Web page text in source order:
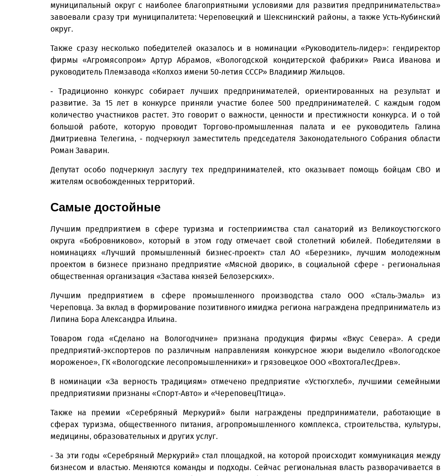
муниципальный округ с наиболее благоприятными условиями для развития предпринимательства»
завоевали сразу три муниципалитета: Череповецкий и Шекснинский районы, а также Усть-Кубинский
округ.
Также сразу несколько победителей оказалось и в номинации «Руководитель-лидер»: гендиректор
фирмы «Агромясопром» Артур Абрамов, «Вологодской кондитерской фабрики» Раиса Иванова и
руководитель Племзавода «Колхоз имени 50-летия СССР» Владимир Жильцов.
- Традиционно конкурс собирает лучших предпринимателей, ориентированных на результат и
развитие. За 15 лет в конкурсе приняли участие более 500 предпринимателей. С каждым годом
количество участников растет. Это говорит о важности, ценности и престижности конкурса. И о той
большой работе, которую проводит Торгово-промышленная палата и ее руководитель Галина
Дмитриевна Телегина, - подчеркнул заместитель председателя Законодательного Собрания области
Роман Заварин.
Депутат особо подчеркнул заслугу тех предпринимателей, кто оказывает помощь бойцам СВО и
жителям освобожденных территорий.
Самые достойные
Лучшим предприятием в сфере туризма и гостеприимства стал санаторий из Великоустюгского
округа «Бобровниково», который в этом году отмечает свой столетний юбилей. Победителями в
номинациях «Лучший промышленный бизнес-проект» стал АО «Березник», лучшим молодежным
проектом в бизнесе признано предприятие «Мясной дворик», в социальной сфере - региональная
общественная организация «Застава князей Белозерских».
Лучшим предприятием в сфере промышленного производства стало ООО «Сталь-Эмаль» из
Череповца. За вклад в формирование позитивного имиджа региона награждена предприниматель из
Липина Бора Александра Ильина.
Товаром года «Сделано на Вологодчине» признана продукция фирмы «Вкус Севера». А среди
предприятий-экспортеров по различным направлениям конкурсное жюри выделило «Вологодское
мороженое», ГК «Вологодские лесопромышленники» и грязовецкое ООО «ВохтогаЛесДрев».
В номинации «За верность традициям» отмечено предприятие «Устюгхлеб», лучшими семейными
предприятиями признаны «Спорт-Авто» и «ЧереповецПтица».
Также на премии «Серебряный Меркурий» были награждены предприниматели, работающие в
сферах туризма, общественного питания, агропромышленного комплекса, строительства, культуры,
медицины, образовательных и других услуг.
- За эти годы «Серебряный Меркурий» стал площадкой, на которой происходит коммуникация между
бизнесом и властью. Меняются команды и подходы. Сейчас региональная власть разворачивается в